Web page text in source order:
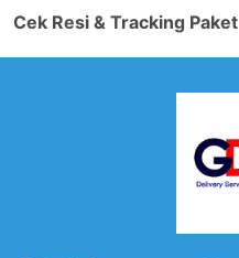
Cek Resi & Tracking Paket